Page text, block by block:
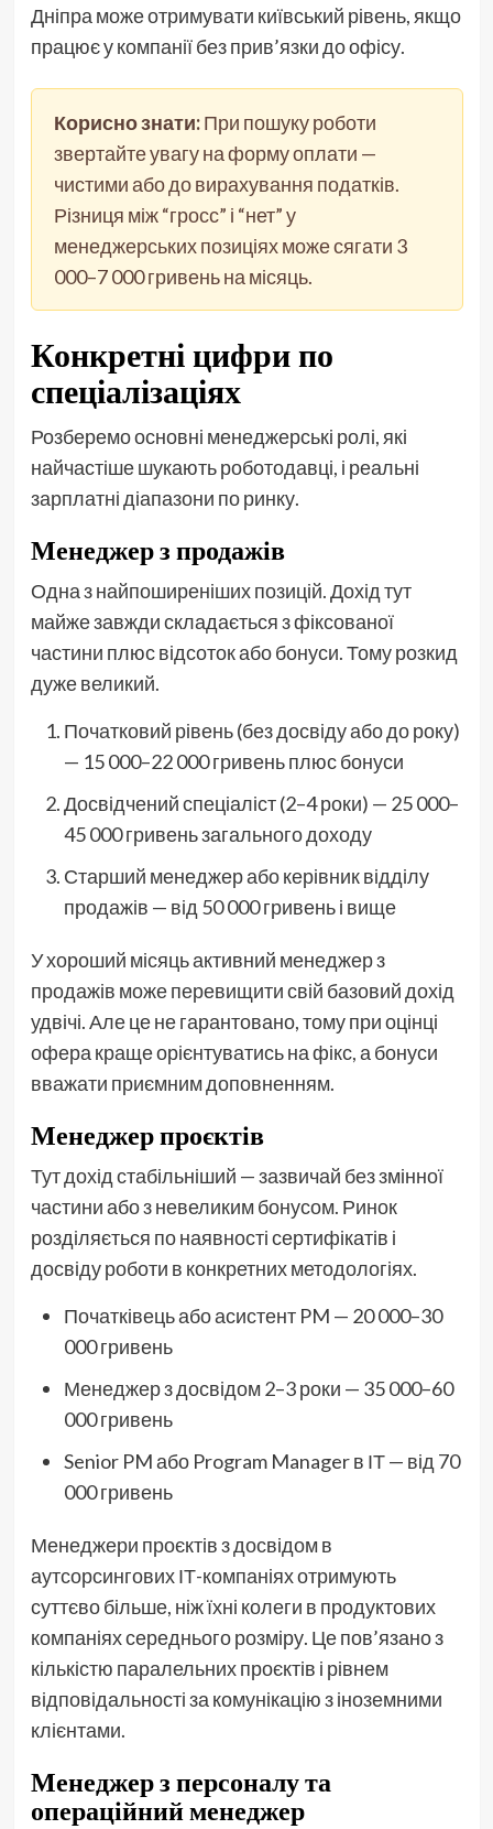
Дніпра може отримувати київський рівень, якщо
працює у компанії без прив’язки до офісу.
Корисно знати:При пошуку роботи
звертайте увагу на форму оплати —
чистими або до вирахування податків.
Різниця між “гросс” і “нет” у
менеджерських позиціях може сягати 3
000–7 000 гривень на місяць.
Конкретні цифри по
спеціалізаціях
Розберемо основні менеджерські ролі, які
найчастіше шукають роботодавці, і реальні
зарплатні діапазони по ринку.
Менеджер з продажів
Одна з найпоширеніших позицій. Дохід тут
майже завжди складається з фіксованої
частини плюс відсоток або бонуси. Тому розкид
дуже великий.
Початковий рівень (без досвіду або до року)
— 15 000–22 000 гривень плюс бонуси
Досвідчений спеціаліст (2–4 роки) — 25 000–
45 000 гривень загального доходу
Старший менеджер або керівник відділу
продажів — від 50 000 гривень і вище
У хороший місяць активний менеджер з
продажів може перевищити свій базовий дохід
удвічі. Але це не гарантовано, тому при оцінці
офера краще орієнтуватись на фікс, а бонуси
вважати приємним доповненням.
Менеджер проєктів
Тут дохід стабільніший — зазвичай без змінної
частини або з невеликим бонусом. Ринок
розділяється по наявності сертифікатів і
досвіду роботи в конкретних методологіях.
Початківець або асистент PM — 20 000–30
000 гривень
Менеджер з досвідом 2–3 роки — 35 000–60
000 гривень
Senior PM або Program Manager в ІТ — від 70
000 гривень
Менеджери проєктів з досвідом в
аутсорсингових ІТ-компаніях отримують
суттєво більше, ніж їхні колеги в продуктових
компаніях середнього розміру. Це пов’язано з
кількістю паралельних проєктів і рівнем
відповідальності за комунікацію з іноземними
клієнтами.
Менеджер з персоналу та
операційний менеджер